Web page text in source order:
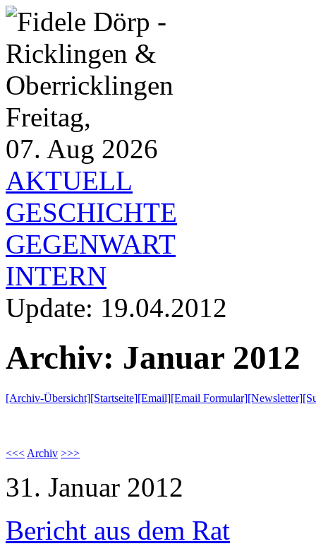
Freitag,
07. Aug 2026
AKTUELL
GESCHICHTE
GEGENWART
INTERN
Update: 19.04.2012
Archiv: Januar 2012
[Archiv-Übersicht][Startseite][Email][Email Formular][Newsletter]
<<< Archiv >>>
31. Januar 2012
Bericht aus dem Rat